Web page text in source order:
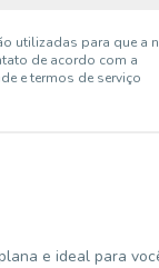
utilizadas para que a
de acordo com a
e termos de serviço
e ideal para